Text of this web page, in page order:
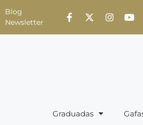
Blog
Newsletter
Graduadas